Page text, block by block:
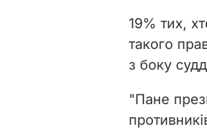
19% тих,
такого
з боку
"Пане